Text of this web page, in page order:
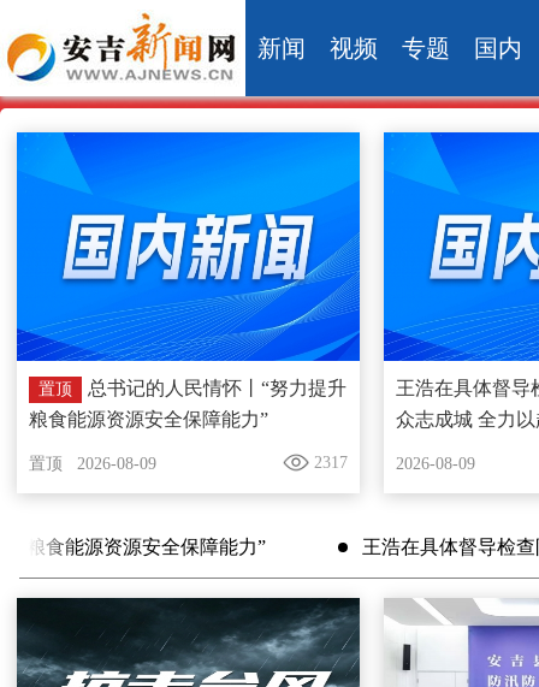
新闻 视频 专题 国内
置顶
总书记的人民情怀丨“努力提升
粮食能源资源安全保障能力”
置顶 2026-08-09 2317
王浩在具体督导
众志成城 全力
2026-08-09
粮食能源资源安全保障能力” 王浩在具体督导检查